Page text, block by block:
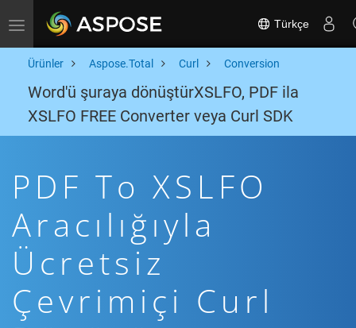
Toggle navigation Türkçe
Ürünler Aspose.Total Curl Conversion
Word'ü şuraya dönüştürXSLFO, PDF ila
XSLFO FREE Converter veya Curl SDK
PDF To XSLFO
Aracılığıyla
Ücretsiz
Çevrimiçi Curl